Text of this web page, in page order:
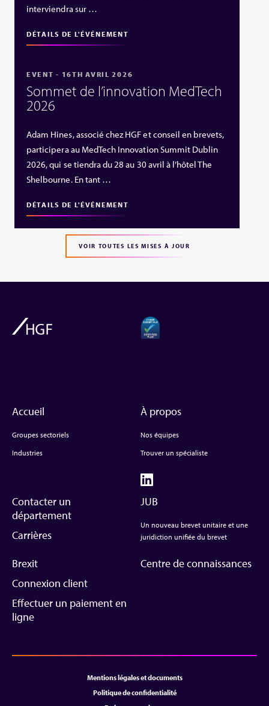
interviendra sur …
DÉTAILS DE L'ÉVÉNEMENT
EVENT - 16TH AVRIL 2026
Sommet de l’innovation MedTech
2026
Adam Hines, associé chez HGF et conseil en brevets,
participera au MedTech Innovation Summit Dublin
2026, qui se tiendra du 28 au 30 avril à l’hôtel The
Shelbourne. En tant …
DÉTAILS DE L'ÉVÉNEMENT
VOIR TOUTES LES MISES À JOUR
Accueil
Groupes sectoriels
Industries
À propos
Nos équipes
Trouver un spécialiste
Contacter un
département
Carrières
JUB
Un nouveau brevet unitaire et une
juridiction unifiée du brevet
Brexit
Connexion client
Effectuer un paiement en
ligne
Centre de connaissances
Mentions légales et documents
Politique de confidentialité